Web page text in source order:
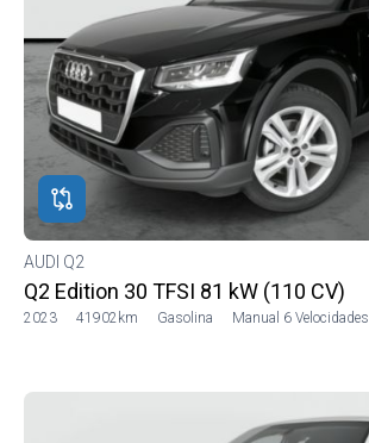
AUDI Q2
Q2 Edition 30 TFSI 81 kW (110 CV)
2023 41902km Gasolina Manual 6 Velocidades